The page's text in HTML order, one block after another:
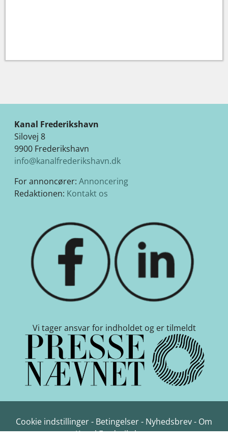
Kanal Frederikshavn
Silovej 8
9900 Frederikshavn
info@kanalfrederikshavn.dk
For annoncører: Annoncering
Redaktionen: Kontakt os
Vi tager ansvar for indholdet og er tilmeldt
Cookie indstillinger- Betingelser- Nyhedsbrev- Om
Kanal Frederikshavn